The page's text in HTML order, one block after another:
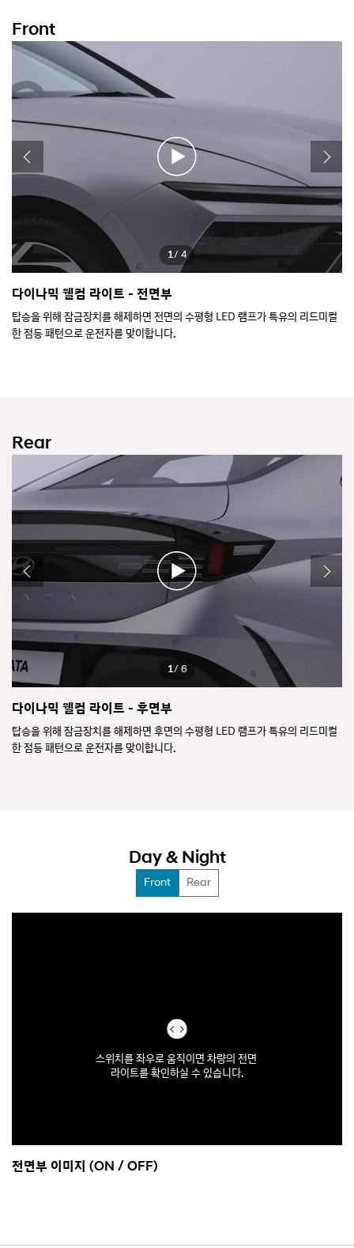
Front
다이나믹 웰컴 라이트 - 전면부
탑승을 위해 잠금장치를 해제하면 전면의 수평형 LED 램프가 특유의 리드미컬
한 점등 패턴으로 운전자를 맞이합니다.
1/ 4
Rear
다이나믹 웰컴 라이트 - 후면부
탑승을 위해 잠금장치를 해제하면 후면의 수평형 LED 램프가 특유의 리드미컬
한 점등 패턴으로 운전자를 맞이합니다.
1/ 6
Day & Night
스위치를 좌우로 움직이면 차량의 전면
라이트를 확인하실 수 있습니다.
전면부 이미지 (ON / OFF)
스위치를 좌우로 움직이면 차량의 후면
라이트를 확인하실 수 있습니다.
Front Rear